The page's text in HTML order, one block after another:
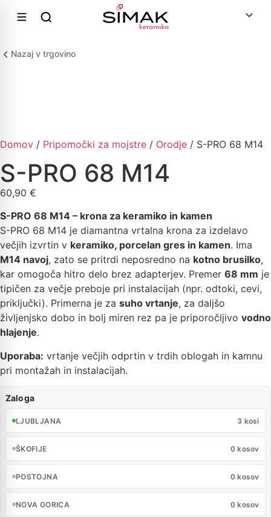
Nazaj v trgovino
Domov / Pripomočki za mojstre / Orodje / S-PRO 68 M14
S-PRO 68 M14
60,90 €
S-PRO 68 M14 – krona za keramiko in kamen
S-PRO 68 M14 je diamantna vrtalna krona za izdelavo
večjih izvrtin v keramiko, porcelan gres in kamen. Ima
M14 navoj, zato se pritrdi neposredno na kotno brusilko,
kar omogoča hitro delo brez adapterjev. Premer 68 mm je
tipičen za večje preboje pri instalacijah (npr. odtoki, cevi,
priključki). Primerna je za suho vrtanje, za daljšo
življenjsko dobo in bolj miren rez pa je priporočljivo vodno
hlajenje.
Uporaba: vrtanje večjih odprtin v trdih oblogah in kamnu
pri montažah in instalacijah.
Zaloga
LJUBLJANA 3 kosi
ŠKOFIJE 0 kosov
POSTOJNA 0 kosov
NOVA GORICA 0 kosov